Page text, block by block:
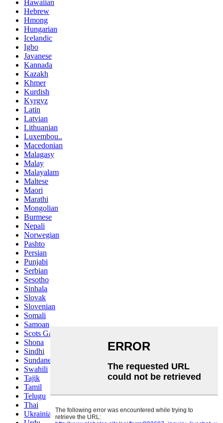
Hawaiian
Hebrew
Hmong
Hungarian
Icelandic
Igbo
Javanese
Kannada
Kazakh
Khmer
Kurdish
Kyrgyz
Latin
Latvian
Lithuanian
Luxembou..
Macedonian
Malagasy
Malay
Malayalam
Maltese
Maori
Marathi
Mongolian
Burmese
Nepali
Norwegian
Pashto
Persian
Punjabi
Serbian
Sesotho
Sinhala
Slovak
Slovenian
Somali
Samoan
Scots Gaelic
Shona
Sindhi
Sundanese
Swahili
Tajik
Tamil
Telugu
Thai
Ukrainian